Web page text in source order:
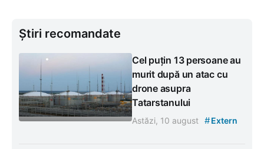
Știri recomandate
Cel puțin 13 persoane au
murit după un atac cu
drone asupra
Tatarstanului
Astăzi, 10 august #Extern